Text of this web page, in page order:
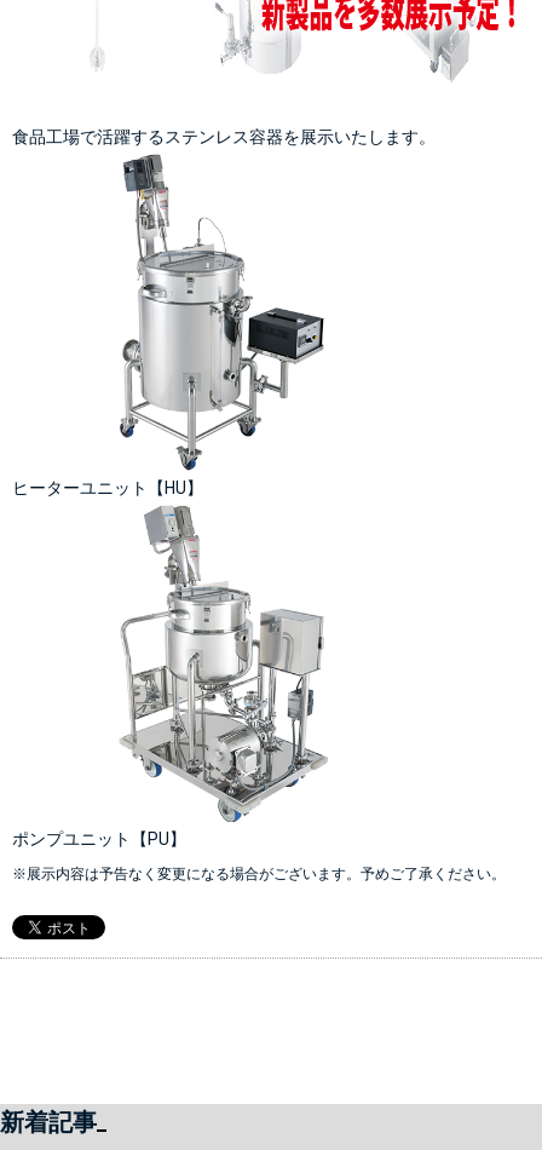
食品工場で活躍するステンレス容器を展示いたします。
ヒーターユニット【HU】
ポンプユニット【PU】
※展示内容は予告なく変更になる場合がございます。予めご了承ください。
新着記事